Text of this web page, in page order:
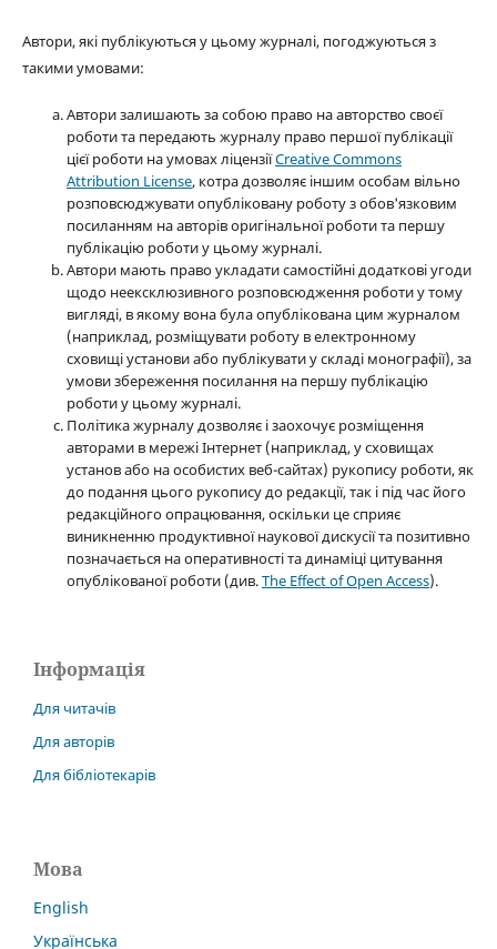
Автори, які публікуються у цьому журналі, погоджуються з
такими умовами:
Автори залишають за собою право на авторство своєї
роботи та передають журналу право першої публікації
цієї роботи на умовах ліцензіїCreative Commons
Attribution License, котра дозволяє іншим особам вільно
розповсюджувати опубліковану роботу з обов'язковим
посиланням на авторів оригінальної роботи та першу
публікацію роботи у цьому журналі.
Автори мають право укладати самостійні додаткові угоди
щодо неексклюзивного розповсюдження роботи у тому
вигляді, в якому вона була опублікована цим журналом
(наприклад, розміщувати роботу в електронному
сховищі установи або публікувати у складі монографії), за
умови збереження посилання на першу публікацію
роботи у цьому журналі.
Політика журналу дозволяє і заохочує розміщення
авторами в мережі Інтернет (наприклад, у сховищах
установ або на особистих веб-сайтах) рукопису роботи, як
до подання цього рукопису до редакції, так і під час його
редакційного опрацювання, оскільки це сприяє
виникненню продуктивної наукової дискусії та позитивно
позначається на оперативності та динаміці цитування
опублікованої роботи (див.The Effect of Open Access).
Інформація
Для читачів
Для авторів
Для бібліотекарів
Мова
English
Українська